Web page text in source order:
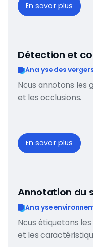
En savoir plus
Détection et
Analyse des
Nous annotons les
et les occlusions.
En savoir plus
Annotation du
Analyse
Nous étiquetons
et les